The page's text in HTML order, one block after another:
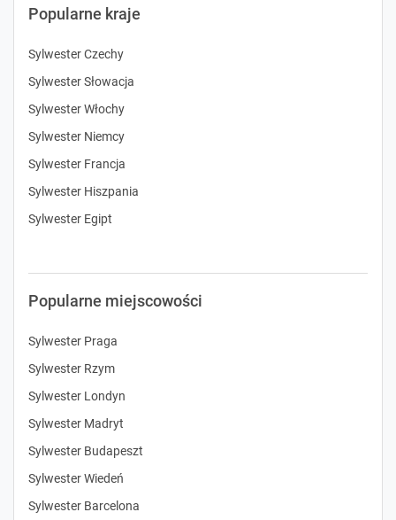
Popularne kraje
Sylwester Czechy
Sylwester Słowacja
Sylwester Włochy
Sylwester Niemcy
Sylwester Francja
Sylwester Hiszpania
Sylwester Egipt
Popularne miejscowości
Sylwester Praga
Sylwester Rzym
Sylwester Londyn
Sylwester Madryt
Sylwester Budapeszt
Sylwester Wiedeń
Sylwester Barcelona